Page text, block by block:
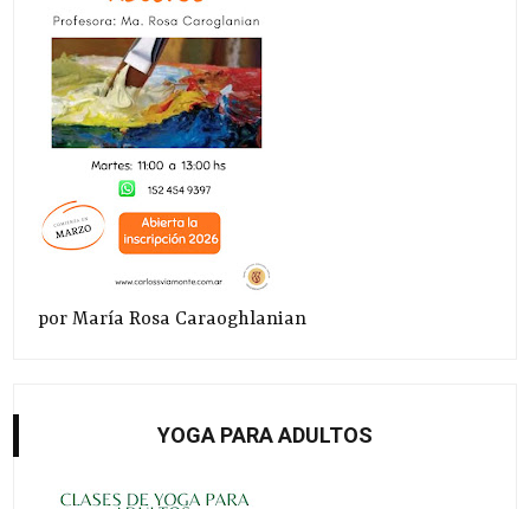
por María Rosa Caraoghlanian
YOGA PARA ADULTOS